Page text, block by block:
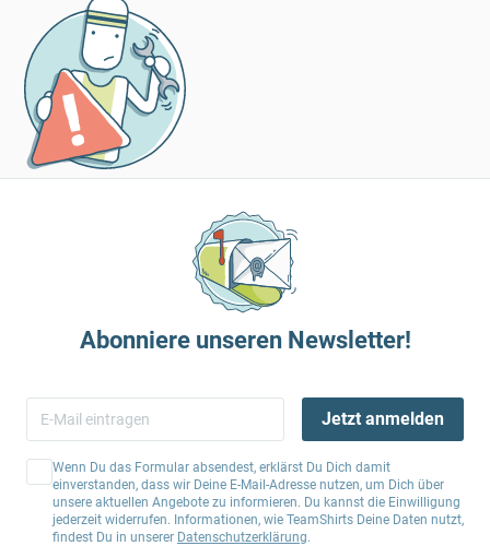
Abonniere unseren Newsletter!
Jetzt anmelden
Wenn Du das Formular absendest, erklärst Du Dich damit
einverstanden, dass wir Deine E-Mail-Adresse nutzen, um Dich über
unsere aktuellen Angebote zu informieren. Du kannst die Einwilligung
jederzeit widerrufen. Informationen, wie TeamShirts Deine Daten nutzt,
findest Du in unserer Datenschutzerklärung.